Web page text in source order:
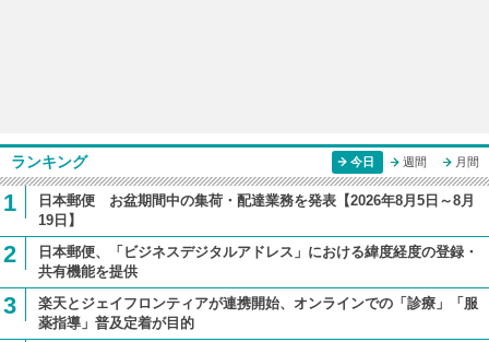
ランキング 今日 週間 月間
1
日本郵便 お盆期間中の集荷・配達業務を発表【2026年8月5日～8月
19日】
2
日本郵便、「ビジネスデジタルアドレス」における緯度経度の登録・
共有機能を提供
3
楽天とジェイフロンティアが連携開始、オンラインでの「診療」「服
薬指導」普及定着が目的